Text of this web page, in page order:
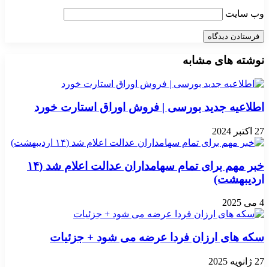
وب‌ سایت
نوشته های مشابه
اطلاعیه جدید بورسی | فروش اوراق استارت خورد
27 اکتبر 2024
خبر مهم برای تمام سهامداران عدالت اعلام شد (۱۴
اردیبهشت)
4 می 2025
سکه های ارزان فردا عرضه می شود + جزئیات
27 ژانویه 2025